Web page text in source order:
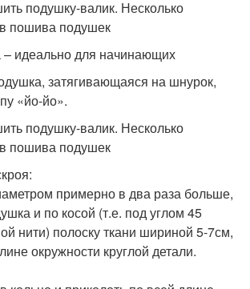
– идеально для начинающих
затягивающаяся на шнурок,
«йо-йо».
примерно в два раза больше,
и по косой (т.е. под углом 45
нити) полоску ткани шириной 5-7см,
окружности круглой детали.